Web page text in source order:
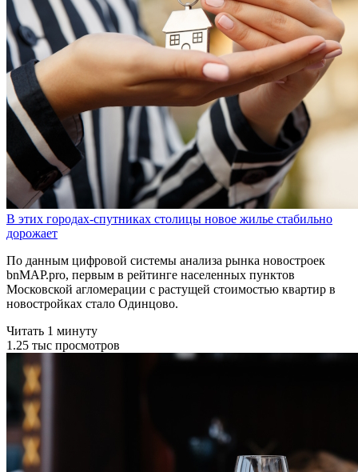
В этих городах-спутниках столицы новое жилье стабильно
дорожает
По данным цифровой системы анализа рынка новостроек
bnMAP.pro, первым в рейтинге населенных пунктов
Московской агломерации с растущей стоимостью квартир в
новостройках стало Одинцово.
Читать 1 минуту
1.25 тыс просмотров